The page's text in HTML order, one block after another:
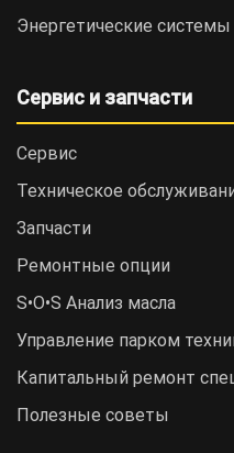
Энергетические системы
Сервис и запчасти
Сервис
Техническое
Запчасти
Ремонтные опции
S•O•S Анализ масла
Управление парком
Капитальный ремонт
Полезные советы